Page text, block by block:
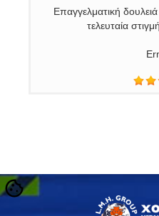
Επαγγελματική
τελευταία